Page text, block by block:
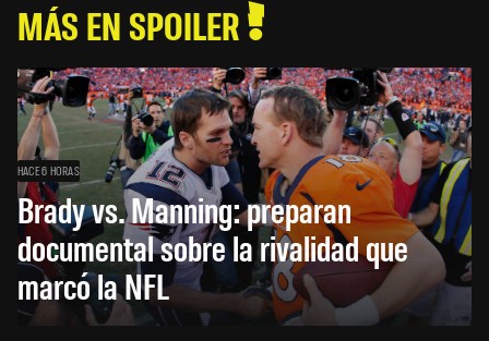
MÁS EN SPOILER
HACE 6 HORAS
Brady vs. Manning: preparan
documental sobre la rivalidad que
marcó la NFL